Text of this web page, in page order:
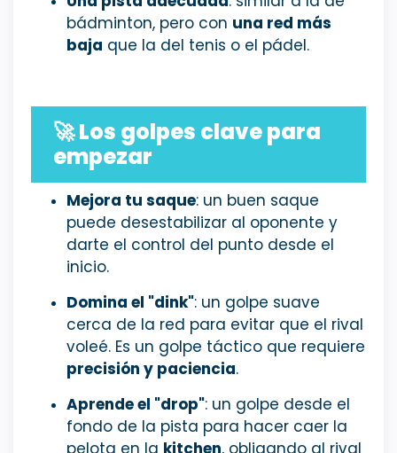
bádminton, pero con una red más
baja que la del tenis o el pádel.
🚀Los golpes clave para
empezar
Mejora tu saque: un buen saque
puede desestabilizar al oponente y
darte el control del punto desde el
inicio.
Domina el "dink": un golpe suave
cerca de la red para evitar que el rival
voleé. Es un golpe táctico que requiere
precisión y paciencia.
Aprende el "drop": un golpe desde el
fondo de la pista para hacer caer la
pelota en la kitchen, obligando al rival